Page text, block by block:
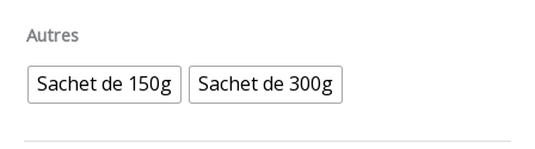
Autres
Sachet de 150g Sachet de 300g